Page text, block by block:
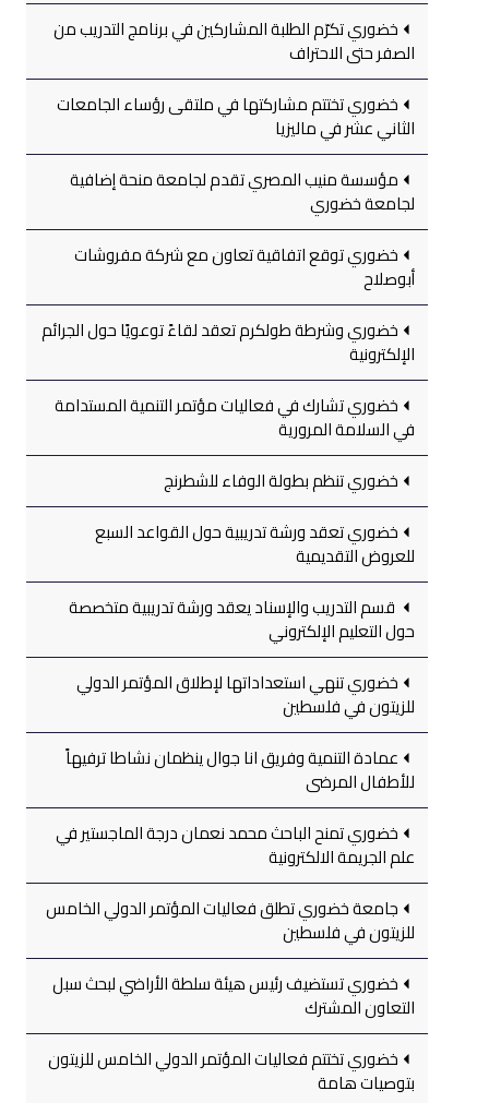
خضوري تكرّم الطلبة المشاركين في برنامج التدريب من
الصفر حتى الاحتراف
خضوري تختتم مشاركتها في ملتقى رؤساء الجامعات
الثاني عشر في ماليزيا
مؤسسة منيب المصري تقدم لجامعة منحة إضافية
لجامعة خضوري
خضوري توقع اتفاقية تعاون مع شركة مفروشات
أبوصلاح
خضوري وشرطة طولكرم تعقد لقاءً توعويًا حول الجرائم
الإلكترونية
خضوري تشارك في فعاليات مؤتمر التنمية المستدامة
في السلامة المرورية
خضوري تنظم بطولة الوفاء للشطرنج
خضوري تعقد ورشة تدريبية حول القواعد السبع
للعروض التقديمية
قسم التدريب والإسناد يعقد ورشة تدريبية متخصصة
حول التعليم الإلكتروني
خضوري تنهي استعداداتها لإطلاق المؤتمر الدولي
للزيتون في فلسطين
عمادة التنمية وفريق انا جوال ينظمان نشاطا ترفيهاً
للأطفال المرضى
خضوري تمنح الباحث محمد نعمان درجة الماجستير في
علم الجريمة الالكترونية
جامعة خضوري تطلق فعاليات المؤتمر الدولي الخامس
للزيتون في فلسطين
خضوري تستضيف رئيس هيئة سلطة الأراضي لبحث سبل
التعاون المشترك
خضوري تختتم فعاليات المؤتمر الدولي الخامس للزيتون
بتوصيات هامة